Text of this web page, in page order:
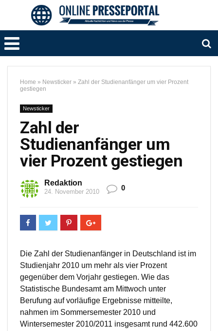
Home » Newsticker » Zahl der Studienanfänger um vier Prozent
gestiegen
Newsticker
Zahl der
Studienanfänger um
vier Prozent gestiegen
Redaktion
24. November 2010 0
Die Zahl der Studienanfänger in Deutschland ist im
Studienjahr 2010 um mehr als vier Prozent
gegenüber dem Vorjahr gestiegen. Wie das
Statistische Bundesamt am Mittwoch unter
Berufung auf vorläufige Ergebnisse mitteilte,
nahmen im Sommersemester 2010 und
Wintersemester 2010/2011 insgesamt rund 442.600